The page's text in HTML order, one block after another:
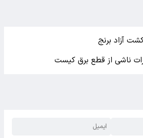
آزاد برنج
ناشی از قطع برق کیست